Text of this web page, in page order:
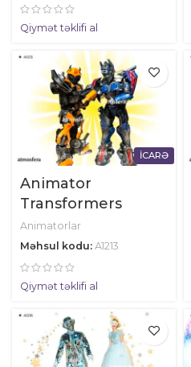
Qiymət təklifi al
İCARƏ
Animator
Transformers
Animatorlar
Məhsul kodu: A1213
Qiymət təklifi al